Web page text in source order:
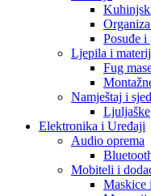
Posuđe i
Ljepila i
Fug
Namještaj i
Ljuljaške
Elektronika i Uređaji
Audio oprema
Mobiteli i
Maskice